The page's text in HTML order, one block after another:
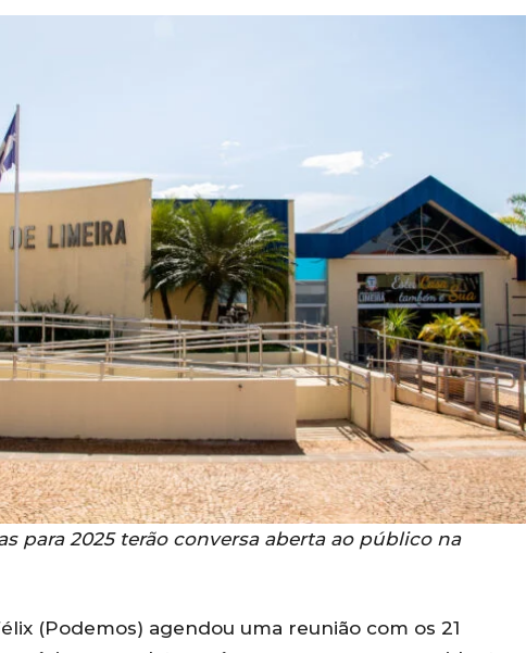
para 2025 terão conversa aberta ao público na
(Podemos) agendou uma reunião com os 21